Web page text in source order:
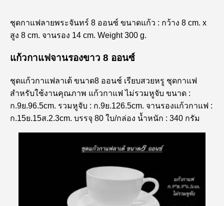
ชุดกาแฟลายพระจันทร์ 8 ออนซ์ ขนาดแก้ว : กว้าง 8 cm. x
สูง 8 cm. จานรอง 14 cm. Weight 300 g.
แก้วกาแฟจานรองขาว 8 ออนซ์
ชุดแก้วกาแฟลาเต้ ขนาด8 ออนช์ เรียบสวยหรู ชุดกาแฟ
สำหรับใช้งานคุณภาพ แก้วกาแฟ ไม่รวมหูจับ ขนาด :
ก.9ย.96.5cm. รวมหูจับ : ก.9ย.126.5cm. จานรองแก้วกาแฟ :
ก.15ย.15ส.2.3cm. บรรจุ 80 ใบ/กล่อง น้ำหนัก : 340 กรัม